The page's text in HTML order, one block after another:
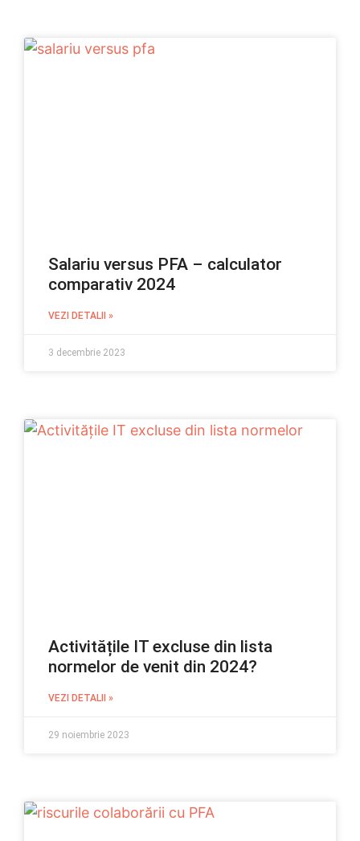
Salariu versus PFA – calculator
comparativ 2024
VEZI DETALII »
3 decembrie 2023
Activitățile IT excluse din lista
normelor de venit din 2024?
VEZI DETALII »
29 noiembrie 2023